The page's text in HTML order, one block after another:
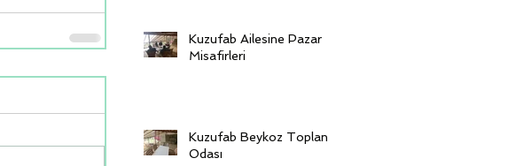
Kuzufab Ailesine Pazar
Misafirleri
Kuzufab Beykoz Toplantı
Odası